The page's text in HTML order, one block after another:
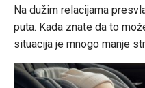
Na dužim relacijama
puta. Kada znate da to
situacija je mnogo manje